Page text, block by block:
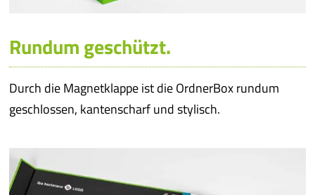
Rundum geschützt.
Durch die Magnetklappe ist die OrdnerBox rundum
geschlossen, kantenscharf und stylisch.